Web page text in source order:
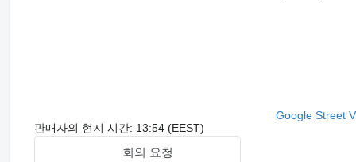
Google Street
판매자의 현지 시간: 13:54 (EEST)
회의 요청